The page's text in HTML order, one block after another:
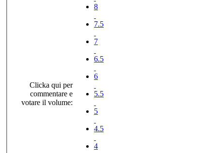
Clicka qui per
commentare e
votare il volume:
8
7.5
7
6.5
6
5.5
5
4.5
4